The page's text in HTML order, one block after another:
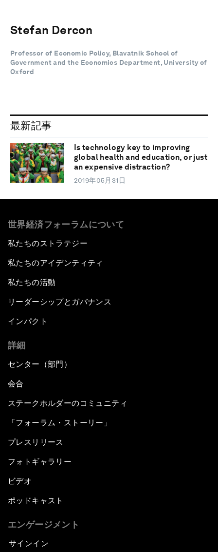
Stefan Dercon
Professor of Economic Policy, Blavatnik School of
Government and the Economics Department, University of
Oxford
最新記事
Is technology key to improving
global health and education, or just
an expensive distraction?
2019年05月31日
世界経済フォーラムについて
私たちのストラテジー
私たちのアイデンティティ
私たちの活動
リーダーシップとガバナンス
インパクト
詳細
センター（部門）
会合
ステークホルダーのコミュニティ
「フォーラム・ストーリー」
プレスリリース
フォトギャラリー
ビデオ
ポッドキャスト
エンゲージメント
サインイン